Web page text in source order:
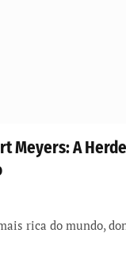
Meyers: A
rica do mundo,